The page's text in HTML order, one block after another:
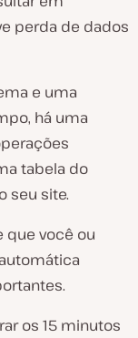
perda de dados
e uma
há uma
tabela do
seu site.
que você ou
os 15 minutos